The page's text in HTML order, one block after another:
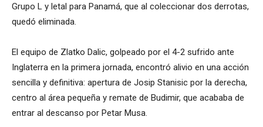
Grupo L y letal para Panamá, que al coleccionar dos derrotas,
quedó eliminada.
El equipo de Zlatko Dalic, golpeado por el 4-2 sufrido ante
Inglaterra en la primera jornada, encontró alivio en una acción
sencilla y definitiva: apertura de Josip Stanisic por la derecha,
centro al área pequeña y remate de Budimir, que acababa de
entrar al descanso por Petar Musa.